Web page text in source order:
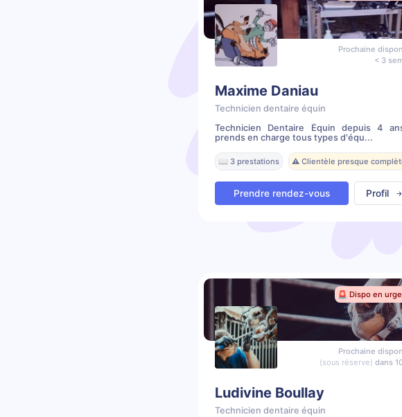
Prochaine
< 3
Maxime Daniau
Technicien dentaire équin
Technicien Dentaire Équin depuis 4
prends en charge tous types d'équ...
📖 3 prestations ⚠️ Clientèle presque
Prendre rendez-vous Profil
🚨 Dispo en
Prochaine
(sous réserve) dans
Ludivine Boullay
Technicien dentaire équin